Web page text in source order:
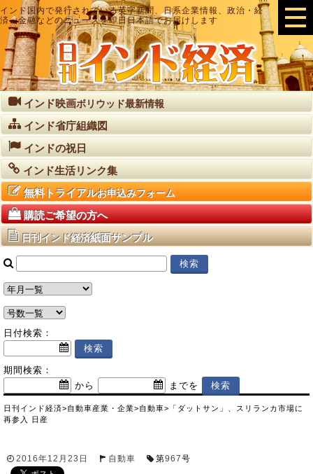
インド国内で発行されている英字新聞、日系企業情報、政治・経
済・金融などのニュースを即日日本語でお届けします
インド映画ボリウッド最新情報
インド省庁組織図
インドの祝日
インド生活リンク集
無料トライアルお申込みフォーム
購読ご希望の方へ
日刊インド経済紙面サンプル
日付検索：
期間検索：
から
までを
日刊インド経済>自動車産業・企業>自動車> 「ダットサン」、スリランカ市場に
再参入 日産
2016年12月23日 自動車 第967号